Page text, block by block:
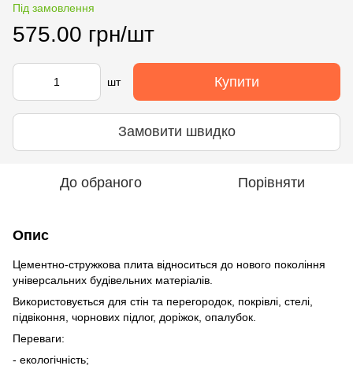
Під замовлення
575.00 грн/шт
шт Купити
Замовити швидко
До обраного Порівняти
Опис
Цементно-стружкова плита відноситься до нового покоління
універсальних будівельних матеріалів.
Використовується для стін та перегородок, покрівлі, стелі,
підвіконня, чорнових підлог, доріжок, опалубок.
Переваги:
- екологічність;